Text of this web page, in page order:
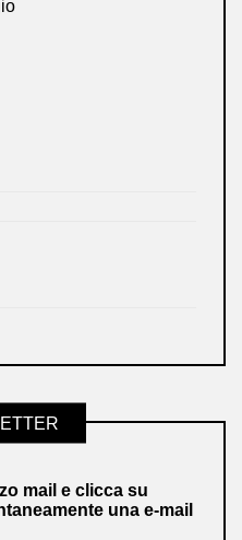
mail e clicca su
una e-mail